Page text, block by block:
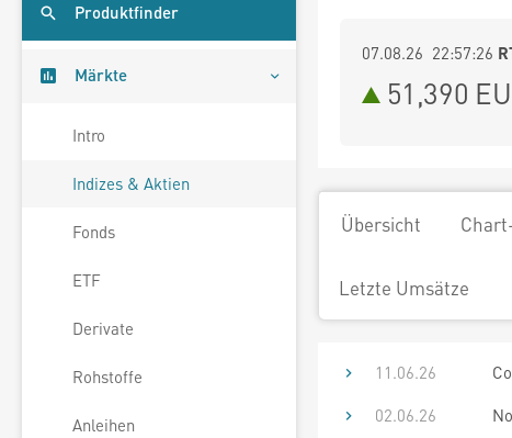
Produktfinder
Märkte
Intro
Indizes & Aktien
Fonds
ETF
Derivate
Rohstoffe
Anleihen
07.08.26 22:57:26
51,390
Übersicht
Letzte Umsätze
11.06.26
02.06.26